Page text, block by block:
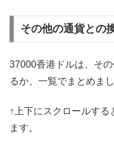
その他の通貨との
37000香港ドルは、そ
るか、一覧でまとめまし
↑上下にスクロールす
ます。